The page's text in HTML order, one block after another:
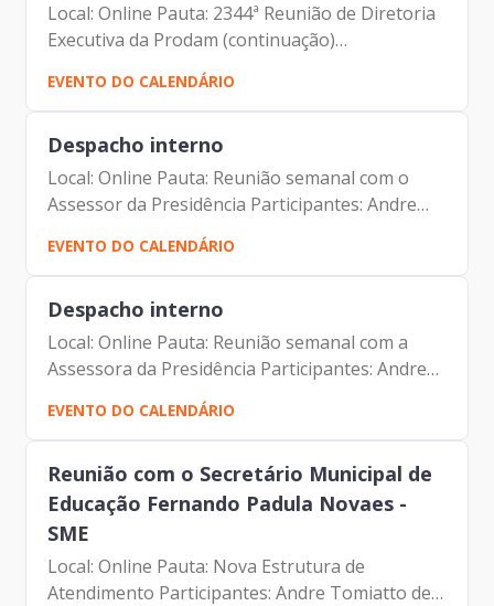
Local: Online Pauta: 2344ª Reunião de Diretoria
Executiva da Prodam (continuação)
Participantes: Benício Alves Teixeira (Diretor de
Participação da Prodam) Elias Fares Hadi
(Diretor de...
EVENTO DO CALENDÁRIO
Despacho interno
Local: Online Pauta: Reunião semanal com o
Assessor da Presidência Participantes: Andre
Tomiatto de Oliveira (Assessor da Presidência
da Prodam) Francisco de Padovan Forbes (
Presidente da...
EVENTO DO CALENDÁRIO
Despacho interno
Local: Online Pauta: Reunião semanal com a
Assessora da Presidência Participantes: Andre
Tomiatto de Oliveira (Assessor da Presidência
da Prodam) Francisco de Padovan Forbes (
Presidente da...
EVENTO DO CALENDÁRIO
Reunião com o Secretário Municipal de
Educação Fernando Padula Novaes -
SME
Local: Online Pauta: Nova Estrutura de
Atendimento Participantes: Andre Tomiatto de